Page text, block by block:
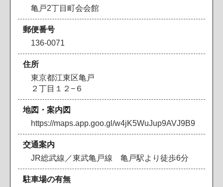
亀戸2丁目町会会館
郵便番号
136-0071
住所
東京都江東区亀戸
２丁目１２−６
地図・案内図
https://maps.app.goo.gl/w4jK5WuJup9AVJ9B9
交通案内
JR総武線／東武亀戸線 亀戸駅より徒歩6分
駐車場の有無